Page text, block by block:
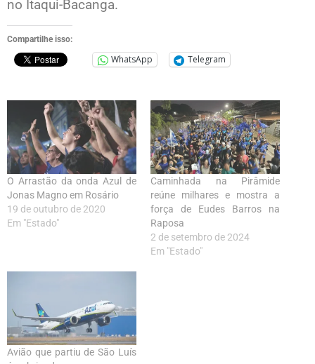
no Itaqui-Bacanga.
Compartilhe isso:
WhatsApp Telegram
O Arrastão da onda Azul de
Jonas Magno em Rosário
19 de outubro de 2020
Em "Estado"
Caminhada na Pirâmide
reúne milhares e mostra a
força de Eudes Barros na
Raposa
2 de setembro de 2024
Em "Estado"
Avião que partiu de São Luís